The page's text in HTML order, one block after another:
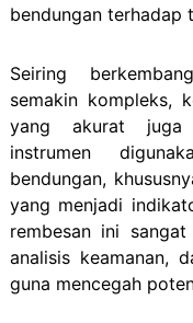
bendungan terhadap
Seiring
semakin kompleks,
yang akurat juga
instrumen
bendungan,
yang menjadi
rembesan ini
analisis keamanan,
guna mencegah